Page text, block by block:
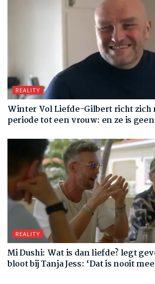
REALITY
Winter Vol Liefde-Gilbert richt zich
periode tot een vrouw: en ze is
REALITY
Mi Dushi: Wat is dan liefde? legt
bloot bij Tanja Jess: ‘Dat is nooit